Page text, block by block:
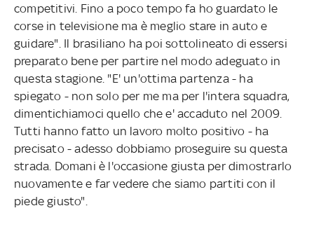
competitivi. Fino a poco tempo fa ho guardato le
corse in televisione ma è meglio stare in auto e
guidare". Il brasiliano ha poi sottolineato di essersi
preparato bene per partire nel modo adeguato in
questa stagione. "E' un'ottima partenza - ha
spiegato - non solo per me ma per l'intera squadra,
dimentichiamoci quello che e' accaduto nel 2009.
Tutti hanno fatto un lavoro molto positivo - ha
precisato - adesso dobbiamo proseguire su questa
strada. Domani è l'occasione giusta per dimostrarlo
nuovamente e far vedere che siamo partiti con il
piede giusto".